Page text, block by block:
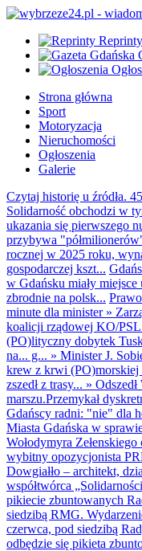
Reprinty
Strona główna
Sport
Motoryzacja
Nieruchomości
Ogłoszenia
Galerie
Czytaj historię u źródła.
Solidarność obchodzi w
ukazania się pierwszego
przybywa
rocznej w 2025 roku,
gospodarczej kszt...
w Gdańsku miały
zbrodnie na polsk...
minute dla minister»
koalicji rządowej KO/PSL
(PO)lityczny dobytek
na... g... » Minister J.
krew z krwi
zszedł z trasy... »
marszu.Przemykał
Gdańscy radni: "nie" dla
Miasta Gdańska w
Wołodymyra Zełenskiego
wybitny opozycjonista
Dowgiałło – architekt,
współtwórca
pikiecie zbuntowanych
siedzibą RMG.
czerwca, pod siedzibą
odbędzie się pikieta